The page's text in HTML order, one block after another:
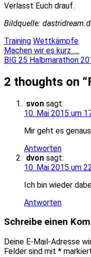
Verlasst Euch drauf.
Bildquelle:
Training Wettkämpfe
Machen wir es kurz ….
BIG 25 Halbmarathon
2 thoughts on “
svon sagt:
10. Mai 2015 um
Mir geht es
Antworten
dvon sagt:
10. Mai 2015 um
Ich bin wieder
Antworten
Schreibe einen
Deine E-Mail-Adresse
Felder sind mit *